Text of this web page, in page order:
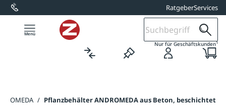
springen RatgeberServices
Nur für Geschäftskunden1
/ Pflanzbehälter ANDROMEDA aus Beton, beschichtet